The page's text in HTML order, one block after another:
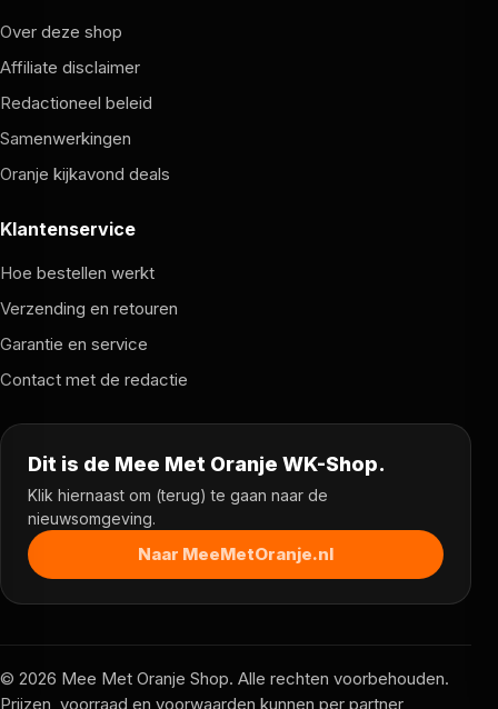
Over deze shop
Affiliate disclaimer
Redactioneel beleid
Samenwerkingen
Oranje kijkavond deals
Klantenservice
Hoe bestellen werkt
Verzending en retouren
Garantie en service
Contact met de redactie
Dit is de Mee Met Oranje WK-Shop.
Klik hiernaast om (terug) te gaan naar de
nieuwsomgeving.
Naar MeeMetOranje.nl
© 2026 Mee Met Oranje Shop. Alle rechten voorbehouden.
Prijzen, voorraad en voorwaarden kunnen per partner